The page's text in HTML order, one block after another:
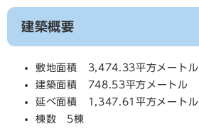
建築概要
敷地面積 3,474.33平方メートル
建築面積 748.53平方メートル
延べ面積 1,347.61平方メートル
棟数 5棟